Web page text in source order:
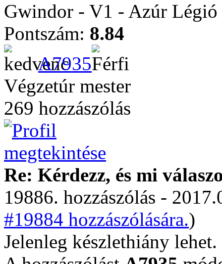
Gwindor - V1 - Azúr Légió
Pontszám: 8.84
A7935
Végzetúr mester
269 hozzászólás
Re: Kérdezz, és mi
19886. hozzászólás -
#19884 hozzászólására.)
Jelenleg készlethiány lehet.